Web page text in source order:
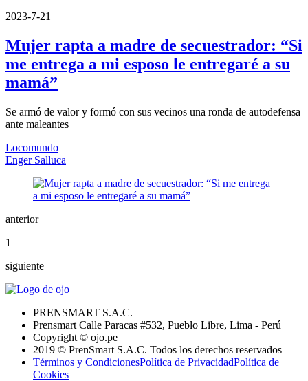
2023-7-21
Mujer rapta a madre de secuestrador: “Si
me entrega a mi esposo le entregaré a su
mamá”
Se armó de valor y formó con sus vecinos una ronda de autodefensa
ante maleantes
Locomundo
Enger Salluca
anterior
1
siguiente
PRENSMART S.A.C.
Prensmart Calle Paracas #532, Pueblo Libre, Lima - Perú
Copyright © ojo.pe
2019 © PrenSmart S.A.C. Todos los derechos reservados
Términos y CondicionesPolítica de PrivacidadPolítica de
Cookies